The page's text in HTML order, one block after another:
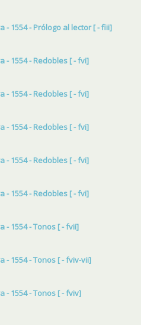
- 1554 - Prólogo al lector [ - fiii]
- 1554 - Redobles [ - fvi]
- 1554 - Redobles [ - fvi]
- 1554 - Redobles [ - fvi]
- 1554 - Redobles [ - fvi]
- 1554 - Redobles [ - fvi]
- 1554 - Tonos [ - fvii]
- 1554 - Tonos [ - fviv-vii]
- 1554 - Tonos [ - fviv]